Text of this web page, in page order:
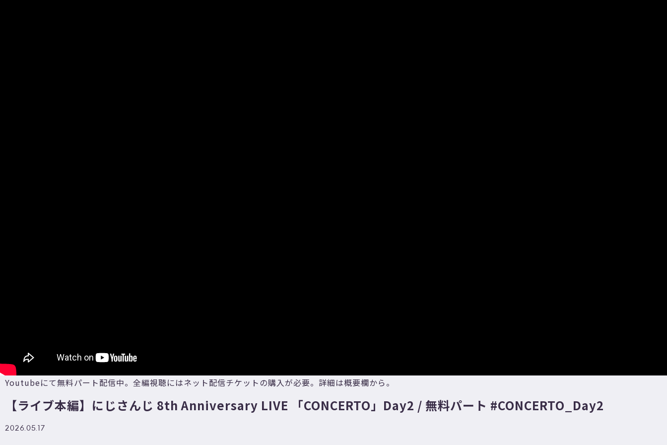
Youtubeにて無料パート配信中。全編視聴にはネット配信チケットの購入が必要。詳細は概要欄から。
【ライブ本編】にじさんじ 8th Anniversary LIVE 「CONCERTO」Day2 / 無料パート #CONCERTO_Day2
2026.05.17